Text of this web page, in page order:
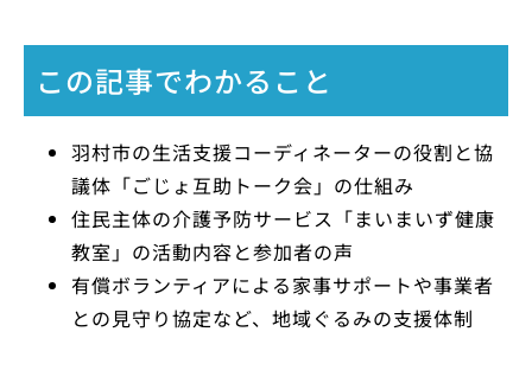
この記事でわかること
羽村市の生活支援コーディネーターの役割と協
議体「ごじょ互助トーク会」の仕組み
住民主体の介護予防サービス「まいまいず健康
教室」の活動内容と参加者の声
有償ボランティアによる家事サポートや事業者
との見守り協定など、地域ぐるみの支援体制